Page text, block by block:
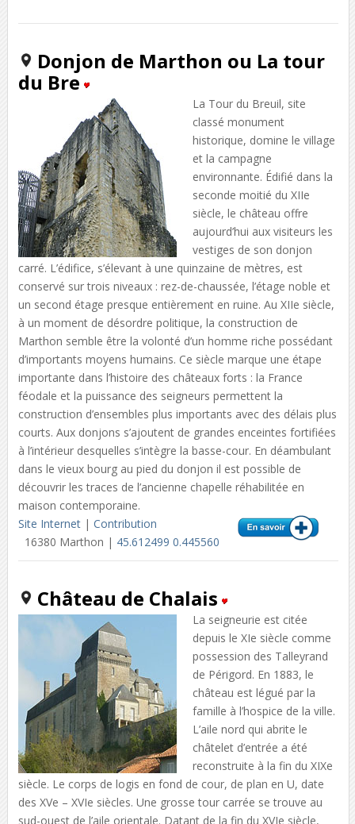
Donjon de Marthon ou La tour
du Bre
La Tour du Breuil, site
classé monument
historique, domine le village
et la campagne
environnante. Édifié dans la
seconde moitié du XIIe
siècle, le château offre
aujourd’hui aux visiteurs les
vestiges de son donjon
carré. L’édifice, s’élevant à une quinzaine de mètres, est
conservé sur trois niveaux : rez-de-chaussée, l’étage noble et
un second étage presque entièrement en ruine. Au XIIe siècle,
à un moment de désordre politique, la construction de
Marthon semble être la volonté d’un homme riche possédant
d’importants moyens humains. Ce siècle marque une étape
importante dans l’histoire des châteaux forts : la France
féodale et la puissance des seigneurs permettent la
construction d’ensembles plus importants avec des délais plus
courts. Aux donjons s’ajoutent de grandes enceintes fortifiées
à l’intérieur desquelles s’intègre la basse-cour. En déambulant
dans le vieux bourg au pied du donjon il est possible de
découvrir les traces de l’ancienne chapelle réhabilitée en
maison contemporaine.
Site Internet| Contribution
16380 Marthon | 45.612499 0.445560
Château de Chalais
La seigneurie est citée
depuis le XIe siècle comme
possession des Talleyrand
de Périgord. En 1883, le
château est légué par la
famille à l’hospice de la ville.
L’aile nord qui abrite le
châtelet d’entrée a été
reconstruite à la fin du XIXe
siècle. Le corps de logis en fond de cour, de plan en U, date
des XVe – XVIe siècles. Une grosse tour carrée se trouve au
sud-ouest de l’aile orientale. Datant de la fin du XVIe siècle,